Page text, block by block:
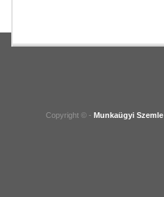
Copyright © - Munkaügyi Szemle